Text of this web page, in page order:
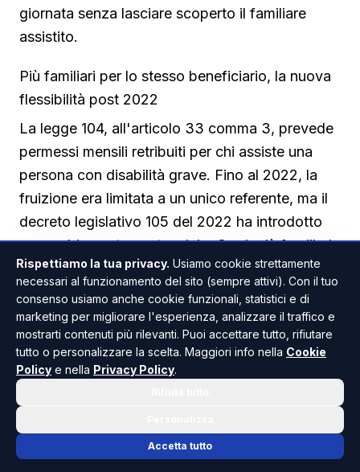
giornata senza lasciare scoperto il familiare
assistito.
Più familiari per lo stesso beneficiario, la nuova
flessibilità post 2022
La legge 104, all'articolo 33 comma 3, prevede
permessi mensili retribuiti per chi assiste una
persona con disabilità grave. Fino al 2022, la
fruizione era limitata a un unico referente, ma il
decreto legislativo 105 del 2022 ha introdotto
un cambiamento sostanziale. Oggi, più familiari
possono essere autorizzati ad assistere la
stessa persona, alternandosi nella cura. Questo
ha ampliato le possibilità, ma ha anche generato
dubbi sulla gestione pratica dei permessi, in
particolare quando più lavoratori dipendenti
della stessa famiglia intendono assentarsi nella
medesima giornata. La risposta dell'ARAN
arriva a chiarire proprio questo aspetto,
fornendo un'interpretazione che facilita la vita a
Rispettiamo la tua privacy. Usiamo cookie strettamente
necessari al funzionamento del sito (sempre attivi). Con il tuo
consenso usiamo anche cookie funzionali, statistici e di
marketing per migliorare l'esperienza, analizzare il traffico e
mostrarti contenuti più rilevanti. Puoi accettare tutto, rifiutare
tutto o personalizzare la scelta. Maggiori info nella Cookie
Policy e nella Privacy Policy.
Accetta tutto